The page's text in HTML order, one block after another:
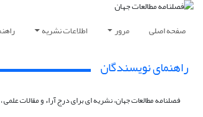
صفحه اصلی مرور اطلاعات نشریه
راهنمای نویسندگان
فصلنامه مطالعات جهان، نشریه ای برای درج آراء و مقالات